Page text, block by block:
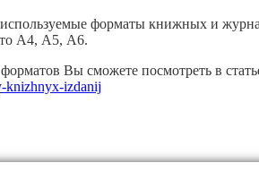
форматы книжных и
А4, А5, А6.
Вы сможете посмотреть в
knizhnyx-izdanij